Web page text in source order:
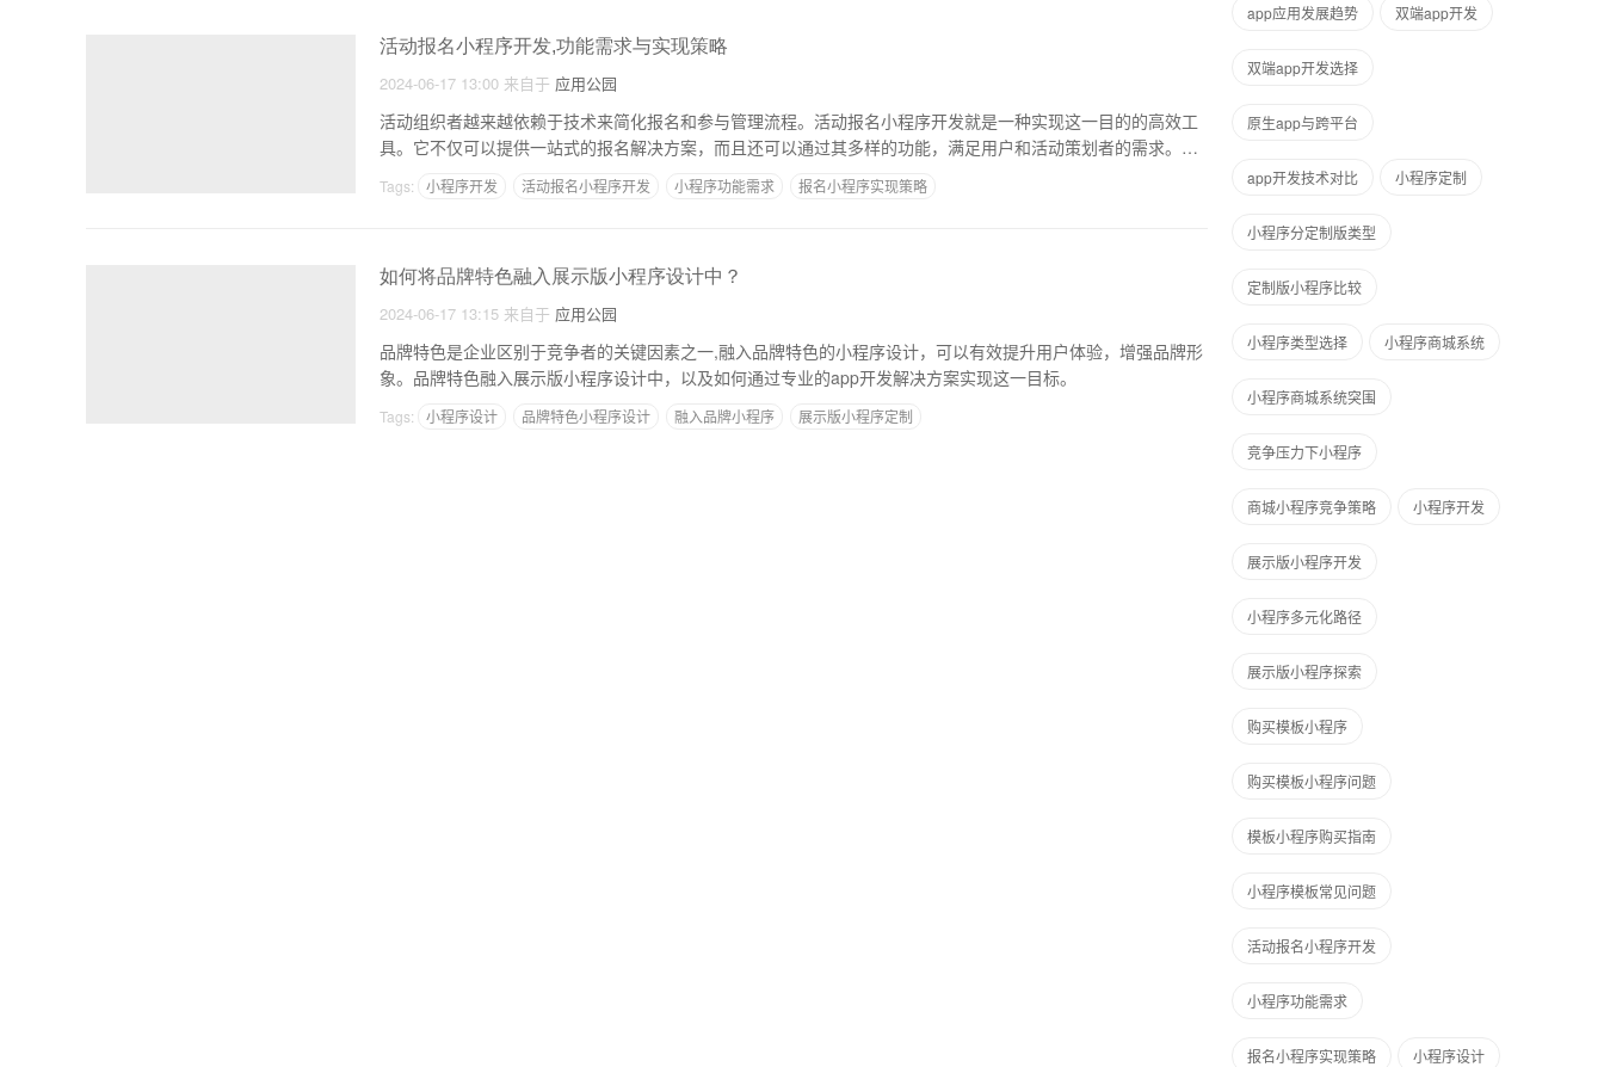
活动报名小程序开发,功能需求与实现策略
2024-06-17 13:00 来自于 应用公园
活动组织者越来越依赖于技术来简化报名和参与管理流程。活动报名小程序开发就是一种实现这一目的的高效工
具。它不仅可以提供一站式的报名解决方案，而且还可以通过其多样的功能，满足用户和活动策划者的需求。在
Tags: 小程序开发 活动报名小程序开发 小程序功能需求 报名小程序实现策略
如何将品牌特色融入展示版小程序设计中？
2024-06-17 13:15 来自于 应用公园
品牌特色是企业区别于竞争者的关键因素之一,融入品牌特色的小程序设计，可以有效提升用户体验，增强品牌形
象。品牌特色融入展示版小程序设计中，以及如何通过专业的app开发解决方案实现这一目标。
Tags: 小程序设计 品牌特色小程序设计 融入品牌小程序 展示版小程序定制
app应用发展趋势 双端app开发
双端app开发选择
原生app与跨平台
app开发技术对比 小程序定制
小程序分定制版类型
定制版小程序比较
小程序类型选择 小程序商城系统
小程序商城系统突围
竞争压力下小程序
商城小程序竞争策略 小程序开发
展示版小程序开发
小程序多元化路径
展示版小程序探索
购买模板小程序
购买模板小程序问题
模板小程序购买指南
小程序模板常见问题
活动报名小程序开发
小程序功能需求
报名小程序实现策略 小程序设计